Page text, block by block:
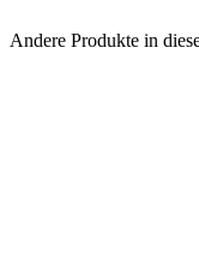
Andere Produkte in